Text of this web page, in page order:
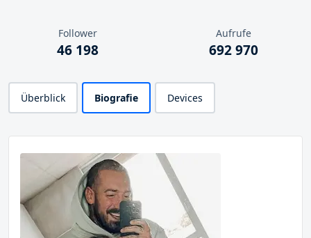
Follower
46 198
Aufrufe
692 970
Überblick Biografie Devices